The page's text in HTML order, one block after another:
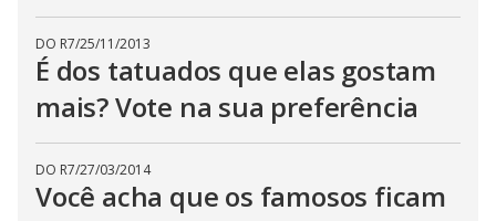
DO R7/25/11/2013
É dos tatuados que elas gostam
mais? Vote na sua preferência
DO R7/27/03/2014
Você acha que os famosos ficam